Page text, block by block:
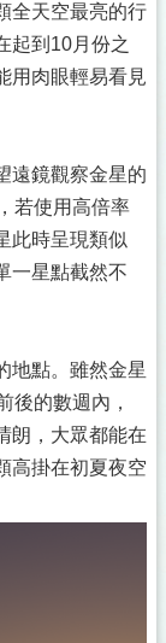
全天空最亮的行
起到10月份之
用肉眼輕易看見
遠鏡觀察金星的
若使用高倍率
此時呈現類似
一星點截然不
地點。雖然金星
後的數週內，
朗，大眾都能在
高掛在初夏夜空